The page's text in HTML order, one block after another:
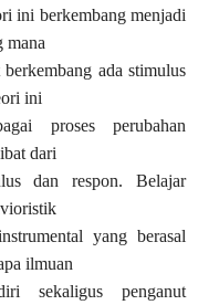
ini berkembang menjadi
mana
ada stimulus
ini
proses perubahan
dari
dan respon. Belajar
yang berasal
ilmuan
sekaligus penganut